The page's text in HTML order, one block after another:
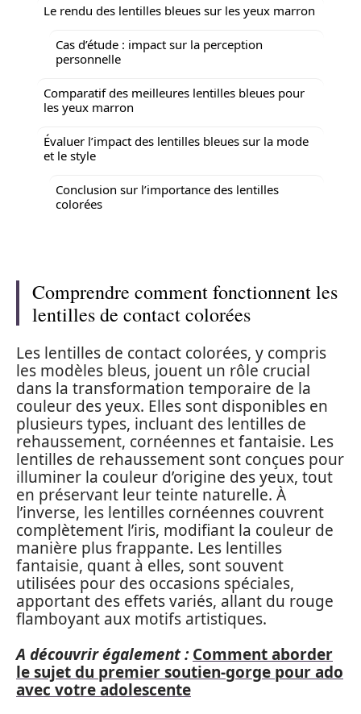
Le rendu des lentilles bleues sur les yeux marron
Cas d’étude : impact sur la perception
personnelle
Comparatif des meilleures lentilles bleues pour
les yeux marron
Évaluer l’impact des lentilles bleues sur la mode
et le style
Conclusion sur l’importance des lentilles
colorées
Comprendre comment fonctionnent les
lentilles de contact colorées
Les lentilles de contact colorées, y compris
les modèles bleus, jouent un rôle crucial
dans la transformation temporaire de la
couleur des yeux. Elles sont disponibles en
plusieurs types, incluant des lentilles de
rehaussement, cornéennes et fantaisie. Les
lentilles de rehaussement sont conçues pour
illuminer la couleur d’origine des yeux, tout
en préservant leur teinte naturelle. À
l’inverse, les lentilles cornéennes couvrent
complètement l’iris, modifiant la couleur de
manière plus frappante. Les lentilles
fantaisie, quant à elles, sont souvent
utilisées pour des occasions spéciales,
apportant des effets variés, allant du rouge
flamboyant aux motifs artistiques.
A découvrir également : Comment aborder
le sujet du premier soutien-gorge pour ado
avec votre adolescente